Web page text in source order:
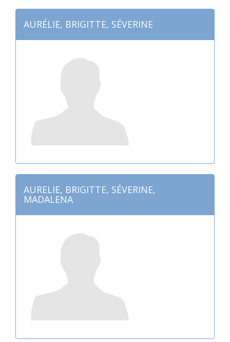
AURÉLIE, BRIGITTE, SÉVERINE
AURELIE, BRIGITTE, SÉVERINE,
MADALENA